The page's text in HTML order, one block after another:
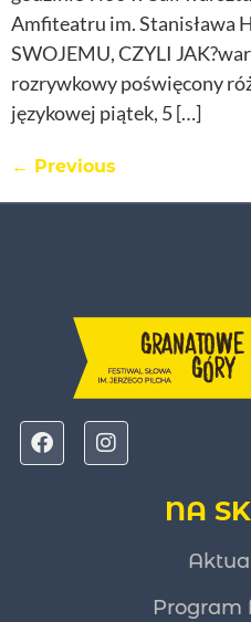
Amfiteatru im. Stanisława
SWOJEMU, CZYLI
rozrywkowy poświęcony
językowej piątek, 5 […]
← Previous
NA
Program